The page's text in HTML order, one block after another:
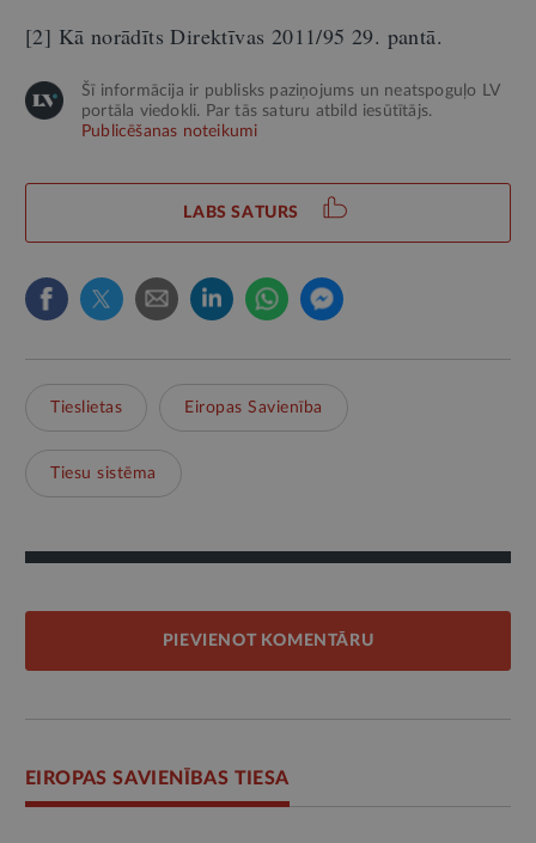
[2] Kā norādīts Direktīvas 2011/95 29. pantā.
Šī informācija ir publisks paziņojums un neatspoguļo LV
portāla viedokli. Par tās saturu atbild iesūtītājs.
Publicēšanas noteikumi
LABS SATURS
Tieslietas Eiropas Savienība
Tiesu sistēma
PIEVIENOT KOMENTĀRU
EIROPAS SAVIENĪBAS TIESA